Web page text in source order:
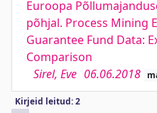
Euroopa
põhjal. Process Mining
Guarantee Fund Data:
Comparison
Sirel, Eve 06.06.2018
Kirjeid leitud: 2